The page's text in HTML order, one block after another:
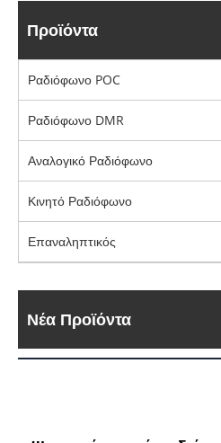
Προϊόντα
Ραδιόφωνο POC
Ραδιόφωνο DMR
Αναλογικό Ραδιόφωνο
Κινητό Ραδιόφωνο
Επαναληπτικός
Νέα Προϊόντα